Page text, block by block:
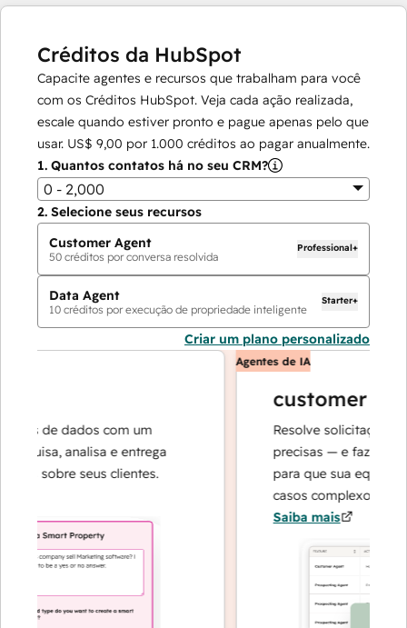
Créditos da HubSpot
Capacite agentes e recursos que trabalham para você
com os Créditos HubSpot. Veja cada ação realizada,
escale quando estiver pronto e pague apenas pelo que
usar. US$ 9,00 por 1.000 créditos ao pagar anualmente.
1. Quantos contatos há no seu CRM?
0 - 2,000
2. Selecione seus recursos
Customer Agent
50 créditos por conversa resolvida
Professional+
Data Agent
10 créditos por execução de propriedade inteligente
Starter+
Criar um plano personalizado
de dados com um
analisa e entrega
sobre seus clientes.
Agentes de IA
customer agent
Resolve solicitações
precisas — e faz a
para que sua equipe
casos complexos e na
Saiba mais